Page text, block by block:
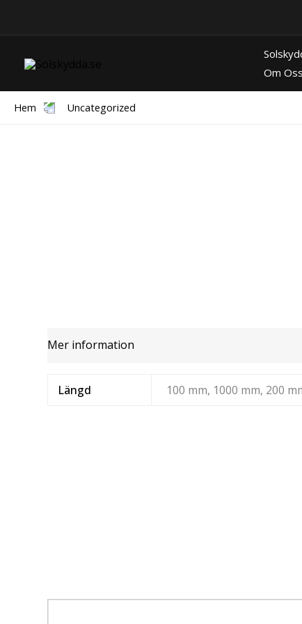
Om Oss
Hem Uncategorized
Mer information
Längd 100 mm, 1000 mm, 200